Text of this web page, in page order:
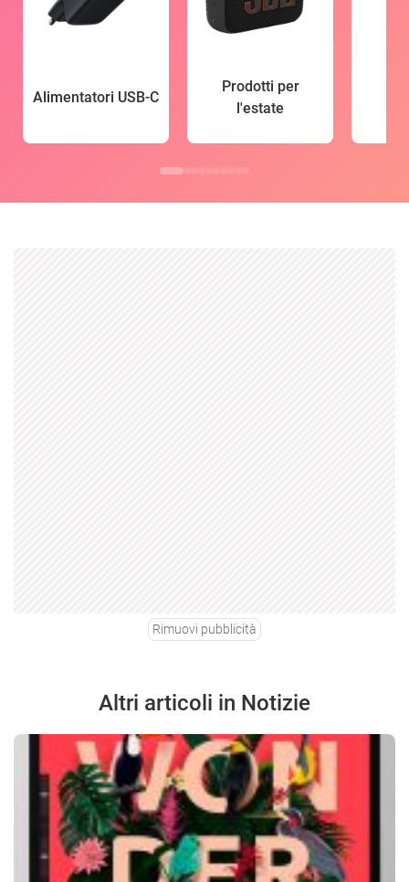
Alimentatori USB-C
Prodotti per
l'estate
Rimuovi pubblicità
Altri articoli in Notizie